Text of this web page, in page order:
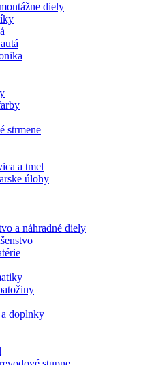
diely
strmene
a tmel
úlohy
a náhradné diely
doplnky